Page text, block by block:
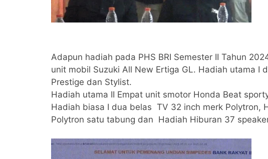
Adapun hadiah pada PHS BRI Semester II Tahun
unit mobil Suzuki All New Ertiga GL. Hadiah utama I
Prestige dan Stylist.
Hadiah utama II Empat unit smotor Honda Beat
Hadiah biasa I dua belas TV 32 inch merk Polytron,
Polytron satu tabung dan Hadiah Hiburan 37